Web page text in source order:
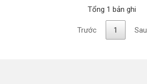
Tổng 1 bản ghi
Trước 1 Sau